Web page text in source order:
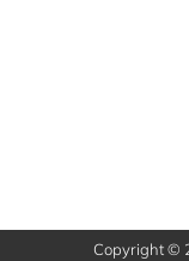
Copyright ©